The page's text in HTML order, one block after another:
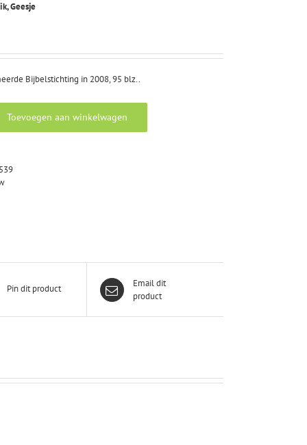
Geesje
Bijbelstichting in 2008, 95 blz..
Toevoegen aan winkelwagen
Pin dit product
Email dit
product